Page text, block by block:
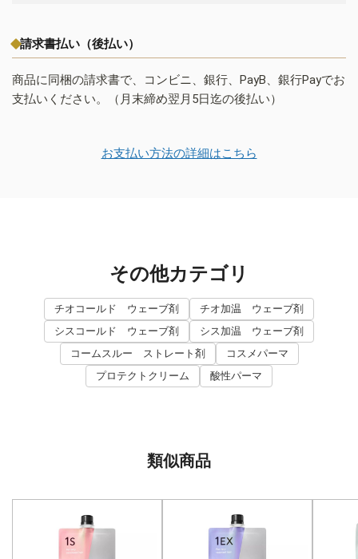
請求書払い（後払い）
商品に同梱の請求書で、コンビニ、銀行、PayB、銀行Payでお
支払いください。（月末締め翌月5日迄の後払い）
お支払い方法の詳細はこちら
その他カテゴリ
チオコールド ウェーブ剤
チオ加温 ウェーブ剤
シスコールド ウェーブ剤
シス加温 ウェーブ剤
コームスルー ストレート剤
コスメパーマ
プロテクトクリーム
酸性パーマ
類似商品